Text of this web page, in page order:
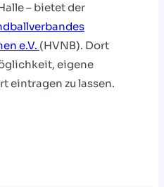
– bietet der
e.V. (HVNB). Dort
eigene
eintragen zu lassen.